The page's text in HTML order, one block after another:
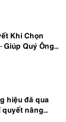
Khi Chọn
Giúp Quý Ông
hiệu đã qua
quyết nâng